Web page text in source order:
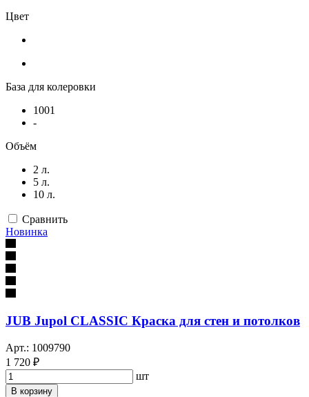
Цвет
База для колеровки
1001
-
Объём
2 л.
5 л.
10 л.
Сравнить
Новинка
JUB Jupol CLASSIC Краска для стен и потолков
Арт.: 1009790
1 720 ₽
шт
В корзину